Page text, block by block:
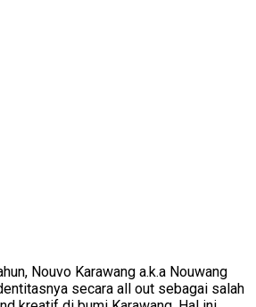
Nouvo Karawang a.k.a Nouwang
secara all out sebagai salah